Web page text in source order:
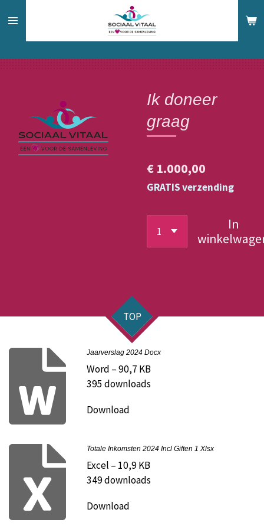
Ik doneer
graag
€ 1.000,00
GRATIS verzending
In
TOP
Jaarverslag 2024 Docx
Word – 90,7 KB
395 downloads
Download
Totale Inkomsten 2024 Incl Giften 1 Xlsx
Excel – 10,9 KB
349 downloads
Download